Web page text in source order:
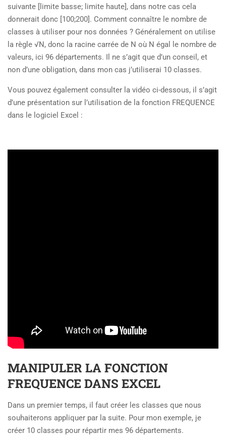
suivante [limite basse; limite haute], dans notre cas cela
donnerait donc [100;200]. Comment connaître le nombre de
classes à utiliser pour nos données ? Généralement on utilise
la règle √N, donc la racine carrée de N où N égal le nombre de
valeurs, ici 96 départements. Il ne s’agit que d’un conseil, et
non d’une obligation, dans mon cas j’utiliserai 10 classes.
Vous pouvez également consulter la vidéo ci-dessous, il s’agit
d’une présentation sur l’utilisation de la fonction FREQUENCE
dans le logiciel Excel :
MANIPULER LA FONCTION
FREQUENCE DANS EXCEL
Dans un premier temps, il faut créer les classes que nous
souhaiterons appliquer par la suite. Pour mon exemple, je
créer 10 classes pour répartir mes 96 départements.